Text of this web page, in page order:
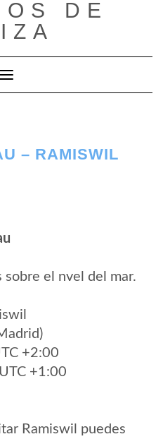
DE
Cambiar modo de navegación
– RAMISWIL
el nvel del mar.
+2:00
+1:00
Ramiswil puedes